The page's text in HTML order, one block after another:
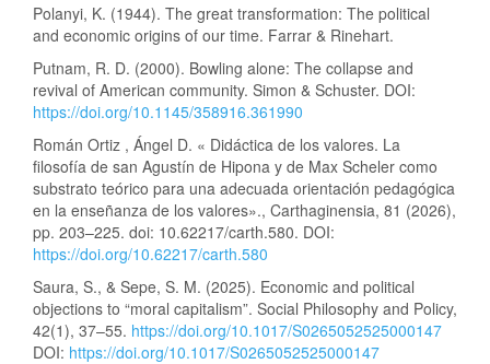
Polanyi, K. (1944). The great transformation: The political
and economic origins of our time. Farrar & Rinehart.
Putnam, R. D. (2000). Bowling alone: The collapse and
revival of American community. Simon & Schuster. DOI:
https://doi.org/10.1145/358916.361990
Román Ortiz , Ángel D. « Didáctica de los valores. La
filosofía de san Agustín de Hipona y de Max Scheler como
substrato teórico para una adecuada orientación pedagógica
en la enseñanza de los valores»., Carthaginensia, 81 (2026),
pp. 203–225. doi: 10.62217/carth.580. DOI:
https://doi.org/10.62217/carth.580
Saura, S., & Sepe, S. M. (2025). Economic and political
objections to “moral capitalism”. Social Philosophy and Policy,
42(1), 37–55. https://doi.org/10.1017/S0265052525000147
DOI: https://doi.org/10.1017/S0265052525000147